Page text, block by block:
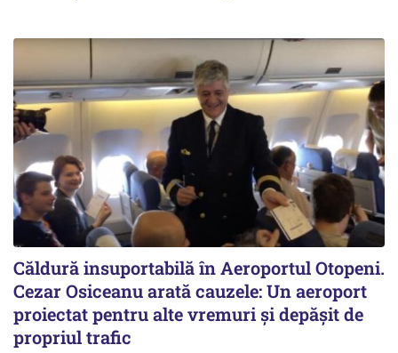
Căldură insuportabilă în Aeroportul Otopeni.
Cezar Osiceanu arată cauzele: Un aeroport
proiectat pentru alte vremuri și depășit de
propriul trafic